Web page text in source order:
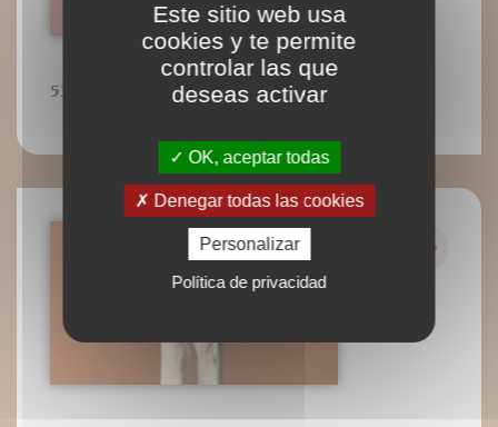
53
Este sitio web usa
cookies y te permite
controlar las que
deseas activar
OK, aceptar todas
Denegar todas las cookies
Personalizar
Política de privacidad